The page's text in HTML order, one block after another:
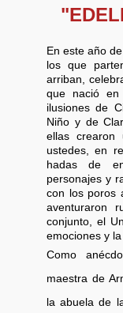
En este año
los que
arriban,
que nació
ilusiones de
Niño y de
ellas crearon
ustedes, en
hadas de
personajes y
con los poros
aventuraron
conjunto, el
emociones y la
Como
maestra de
la abuela de